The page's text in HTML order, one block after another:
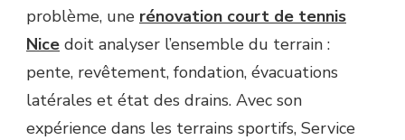
problème, une rénovation court de tennis
Nice doit analyser l’ensemble du terrain :
pente, revêtement, fondation, évacuations
latérales et état des drains. Avec son
expérience dans les terrains sportifs, Service